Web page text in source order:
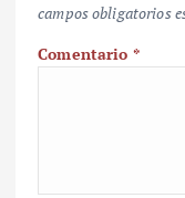
campos obligatorios
Comentario *